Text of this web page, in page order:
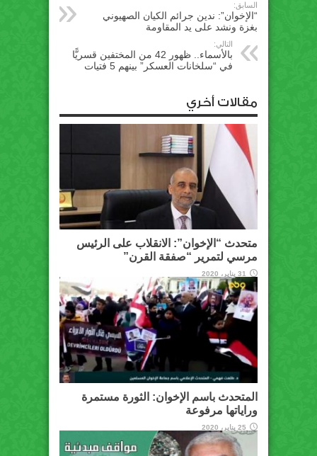
السابق:
“الإخوان”: ندين جرائم الكيان الصهيوني
بغزة ونشد على يد المقاومة
التالي:
بالأسماء.. ظهور 42 من المختفين قسريًّا
في “سلخانات العسكر” بينهم 5 فتيات
مقالات أخري
متحدث “الإخوان”: الانقلاب على الرئيس
مرسي لتمرير “صفقة القرن”
31 يناير، 2020
المتحدث باسم الإخوان: الثورة مستمرة
وراياتها مرفوعة
25 يناير، 2020